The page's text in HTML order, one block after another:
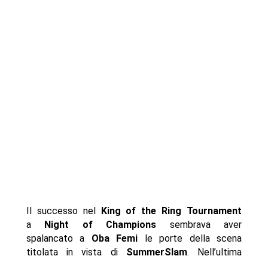
Il successo nel King of the Ring Tournament
a Night of Champions sembrava aver
spalancato a Oba Femi le porte della scena
titolata in vista di SummerSlam. Nell’ultima